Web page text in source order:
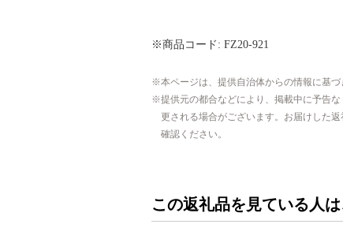
※商品コード: FZ20-921
本ページは、提供自治体からの情報に基づ
提供元の都合などにより、掲載中に予告
更される場合がございます。お届けした
確認ください。
この返礼品を見ている人